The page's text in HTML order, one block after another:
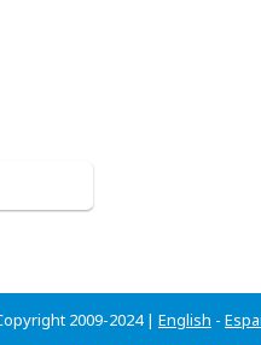
2009-2024 | English -